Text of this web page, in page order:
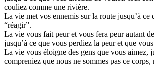
couliez comme une rivière.
La vie met vos ennemis sur la route jusqu’à ce
“réagir”.
La vie vous fait peur et vous fera peur autant
jusqu’à ce que vous perdiez la peur et que
La vie vous éloigne des gens que vous aimez,
compreniez que nous ne sommes pas ce corps,